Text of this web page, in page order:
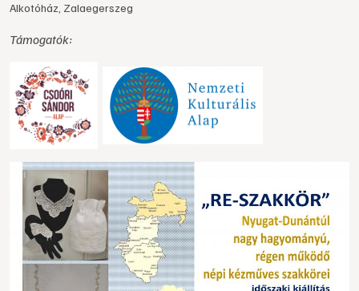
Alkotóház, Zalaegerszeg
Támogatók: